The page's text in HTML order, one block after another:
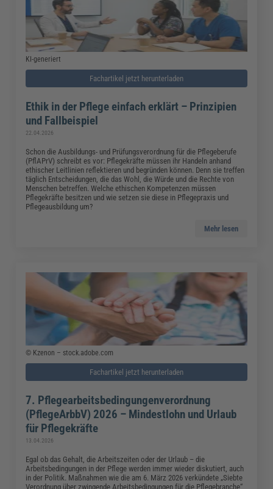
KI-generiert
Fachartikel jetzt herunterladen
Ethik in der Pflege einfach erklärt – Prinzipien
und Fallbeispiel
22.04.2026
Schon die Ausbildungs- und Prüfungsverordnung für die Pflegeberufe
(PflAPrV) schreibt es vor: Pflegekräfte müssen ihr Handeln anhand
ethischer Leitlinien reflektieren und begründen können. Denn sie treffen
täglich Entscheidungen, die das Wohl, die Würde und die Rechte von
Menschen betreffen. Welche ethischen Kompetenzen müssen
Pflegekräfte besitzen und wie setzen sie diese in Pflegepraxis und
Pflegeausbildung um?
Mehr lesen
© Kzenon – stock.adobe.com
Fachartikel jetzt herunterladen
7. Pflegearbeitsbedingungenverordnung
(PflegeArbbV) 2026 – Mindestlohn und Urlaub
für Pflegekräfte
13.04.2026
Egal ob das Gehalt, die Arbeitszeiten oder der Urlaub – die
Arbeitsbedingungen in der Pflege werden immer wieder diskutiert, auch
in der Politik. Maßnahmen wie die am 6. März 2026 verkündete „Siebte
Verordnung über zwingende Arbeitsbedingungen für die Pflegebranche“